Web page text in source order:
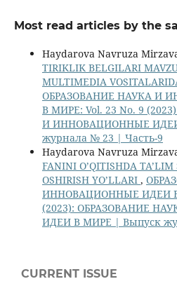
Most read articles by the
Haydarova Navruza
TIRIKLIK BELGILARI
MULTIMEDIA
ОБРАЗОВАНИЕ НАУКА И
В МИРЕ: Vol. 23 No. 9
И ИННОВАЦИОННЫЕ
журнала № 23 | Часть-9
Haydarova Navruza
FANINI O’QITISHDA
OSHIRISH YO’LLARI ,
ИННОВАЦИОННЫЕ ИДЕИ В
(2023): ОБРАЗОВАНИЕ
ИДЕИ В МИРЕ | Выпуск
CURRENT ISSUE